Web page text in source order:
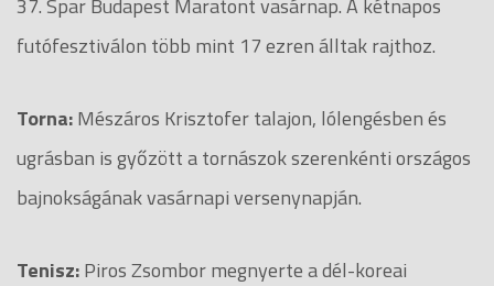
futófesztiválon több mint 17 ezren álltak rajthoz.
Torna:Mészáros Krisztofer talajon, lólengésben és
ugrásban is győzött a tornászok szerenkénti országos
bajnokságának vasárnapi versenynapján.
Tenisz:Piros Zsombor megnyerte a dél-koreai